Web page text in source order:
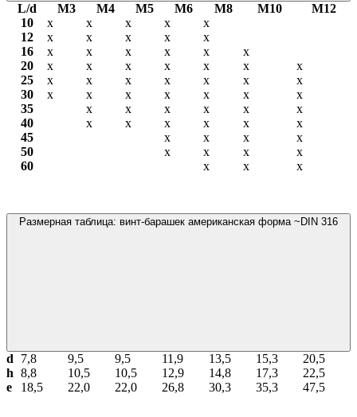
L/d М3 М4 М5 М6 М8 М10
М12
10
х х х х
х
12
х х х х
х
16
х х х х х
х
20
х х х х х х
х
25
х х х х х х
х
30
х х х х х х
х
35
х х х х х
х
40
х х х х х
х
45
х х х
х
50
х х х
х
60
х х х
Размерная таблица: винт-барашек американская форма ~DIN 316
d 7,8 9,5 9,5 11,9 13,5 15,3
20,5
h 8,8 10,5 10,5 12,9 14,8 17,3
22,5
e
18,5 22,0 22,0 26,8 30,3 35,3 47,5